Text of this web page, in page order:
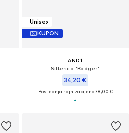
Unisex
KUPON
AND1
Šilterica 'Badges'
34,20 €
Posljednja najniža cijena:38,00 €